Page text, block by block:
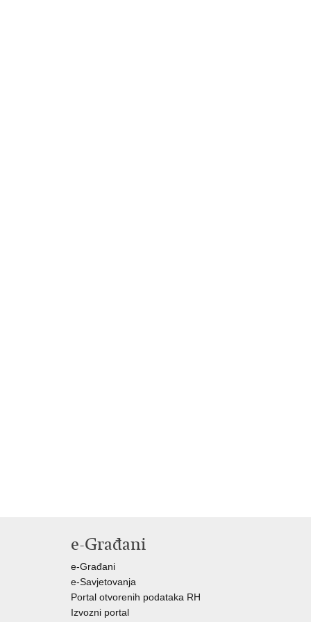
e-Građani
e-Građani
e-Savjetovanja
Portal otvorenih podataka RH
Izvozni portal